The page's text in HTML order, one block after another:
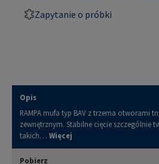
Zapytanie o próbki
Opis
RAMPA mufa typ BAV z trzema otworami
zewnętrznym. Stabilne cięcie szczególnie
takich… Więcej
Pobierz